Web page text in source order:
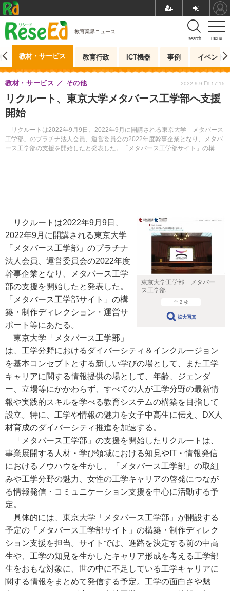
menu
search
教育業界ニュース
教材・サービス 教育行政 ICT機器 事例 イベント
リクルート、東京大学メタバース工学部へ支援
開始
リクルートは2022年9月9日、2022年9月に開講される東京大学「メタバース
工学部」のプラチナ法人会員、運営委員会の2022年度幹事企業となり、メタバ
ース工学部の支援を開始したと発表した。「メタバース工学部サイト」の構
教材・サービス その他 2022.9.9 Fri 17:15
東京大学工学部 メタバー
ス工学部
全 2 枚
拡大写真
リクルートは2022年9月9日、
2022年9月に開講される東京大学
「メタバース工学部」のプラチナ
法人会員、運営委員会の2022年度
幹事企業となり、メタバース工学
部の支援を開始したと発表した。
「メタバース工学部サイト」の構
築・制作ディレクション・運営サ
ポート等にあたる。
東京大学「メタバース工学部」
は、工学分野におけるダイバーシティ＆インクルージョン
を基本コンセプトとする新しい学びの場として、また工学
キャリアに関する情報提供の場として、年齢、ジェンダ
ー、立場等にかかわらず、すべての人が工学分野の最新情
報や実践的スキルを学べる教育システムの構築を目指して
設立。特に、工学や情報の魅力を女子中高生に伝え、DX人
材育成のダイバーシティ推進を加速する。
「メタバース工学部」の支援を開始したリクルートは、
事業展開する人材・学び領域における知見やIT・情報発信
におけるノウハウを生かし、「メタバース工学部」の取組
みや工学分野の魅力、女性の工学キャリアの啓発につなが
る情報発信・コミュニケーション支援を中心に活動する予
定。
具体的には、東京大学「メタバース工学部」が開設する
予定の「メタバース工学部サイト」の構築・制作ディレク
ション支援を担当。サイトでは、進路を決定する前の中高
生や、工学の知見を生かしたキャリア形成を考える工学部
生をおもな対象に、世の中に不足している工学キャリアに
関する情報をまとめて発信する予定。工学の面白さや魅